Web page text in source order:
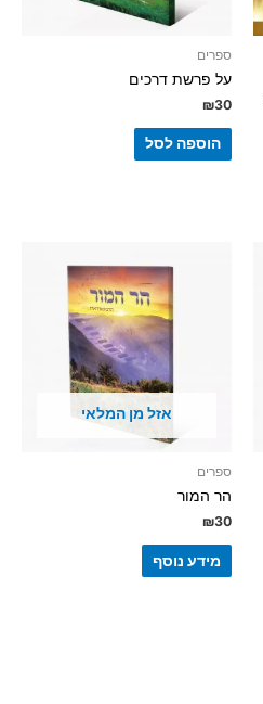
ספרים
על פרשת דרכים
₪30
הוספה לסל
אזל מן המלאי
ספרים
הר המור
₪30
מידע נוסף